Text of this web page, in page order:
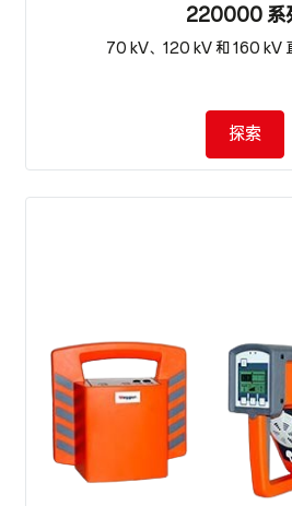
220000 系
70 kV、120 kV 和 160 kV
探索